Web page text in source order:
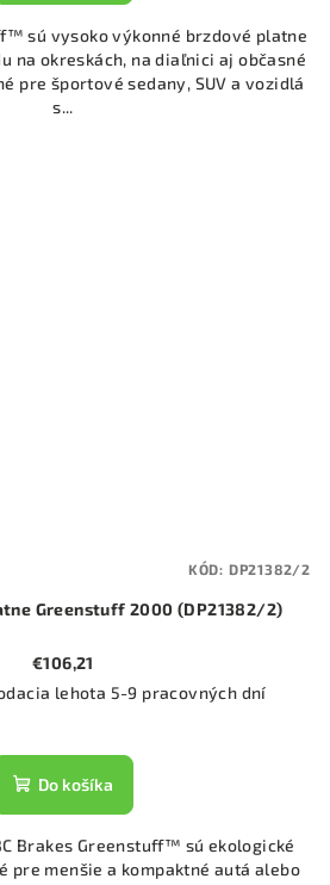
sú vysoko výkonné brzdové platne
na okreskách, na diaľnici aj občasné
pre športové sedany, SUV a vozidlá
s...
Greenstuff 2000 (DP21382/2)
€106,21
lehota 5-9 pracovných dní
Do košíka
Brakes Greenstuff™ sú ekologické
pre menšie a kompaktné autá alebo
KÓD: DP21382/2